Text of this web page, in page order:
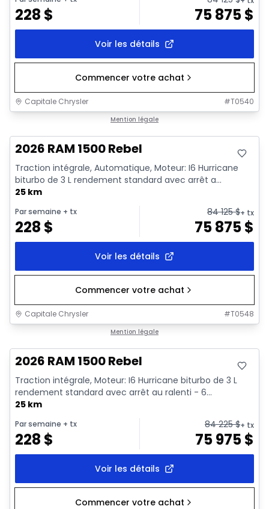
228 $ 75 875$
Voir les détails
Commencer votre achat
Capitale Chrysler #T0540
Mention légale
2026 RAM 1500 Rebel
Traction intégrale, Automatique, Moteur: I6 Hurricane
biturbo de 3 L rendement standard avec arrêt a...
25 km
Par semaine + tx
228 $
84 125$+ tx
75 875$
Voir les détails
Commencer votre achat
Capitale Chrysler #T0548
Mention légale
2026 RAM 1500 Rebel
Traction intégrale, Moteur: I6 Hurricane biturbo de 3 L
rendement standard avec arrêt au ralenti - 6...
25 km
Par semaine + tx
228 $
84 225$+ tx
75 975$
Voir les détails
Commencer votre achat